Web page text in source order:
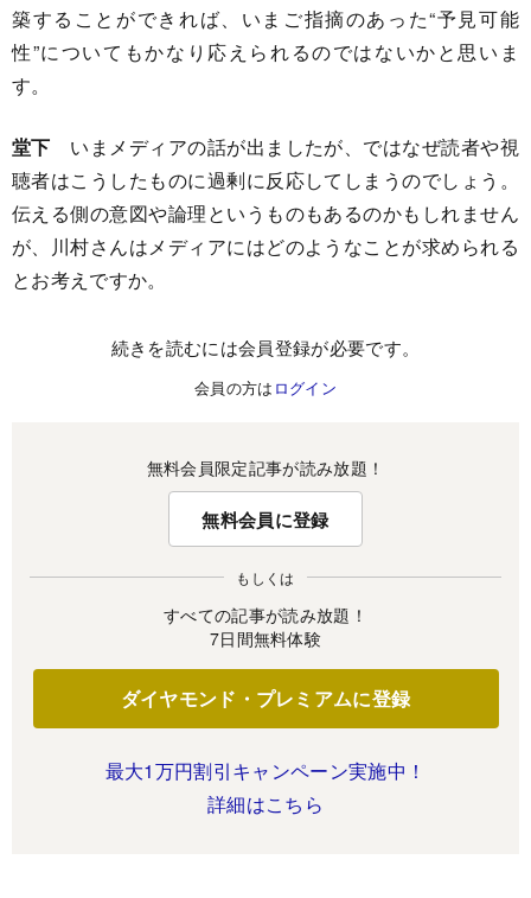
築することができれば、いまご指摘のあった“予見可能
性”についてもかなり応えられるのではないかと思いま
す。
堂下 いまメディアの話が出ましたが、ではなぜ読者や視
聴者はこうしたものに過剰に反応してしまうのでしょう。
伝える側の意図や論理というものもあるのかもしれません
が、川村さんはメディアにはどのようなことが求められる
とお考えですか。
続きを読むには会員登録が必要です。
会員の方は ログイン
無料会員限定記事が読み放題！
無料会員に登録
もしくは
すべての記事が読み放題！
7日間無料体験
ダイヤモンド・プレミアムに登録
最大1万円割引キャンペーン実施中！
詳細はこちら